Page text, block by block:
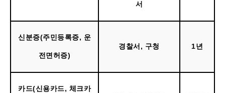
서
신분증(주민등록증, 운
전면허증)
경찰서, 구청 1년
카드(신용카드, 체크카